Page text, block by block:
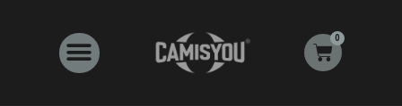
contenido
0
Carrito